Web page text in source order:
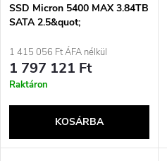
SSD Micron 5400 MAX 3.84TB
SATA 2.5&quot;
1BC1ZABYYR (DWPD 3.4)
1 415 056 Ft ÁFA nélkül
1 797 121 Ft
Raktáron
KOSÁRBA